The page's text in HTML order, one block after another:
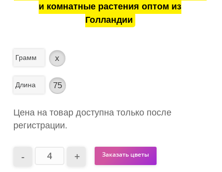
и комнатные растения оптом из
Голландии
Грамм x
Длина 75
Цена на товар доступна только после
регистрации.
Заказать цветы